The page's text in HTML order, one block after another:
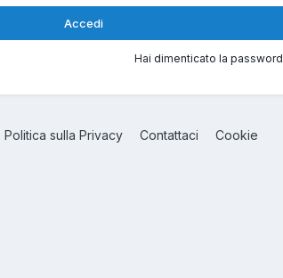
Accedi
Hai dimenticato la
Politica sulla Privacy Contattaci Cookie